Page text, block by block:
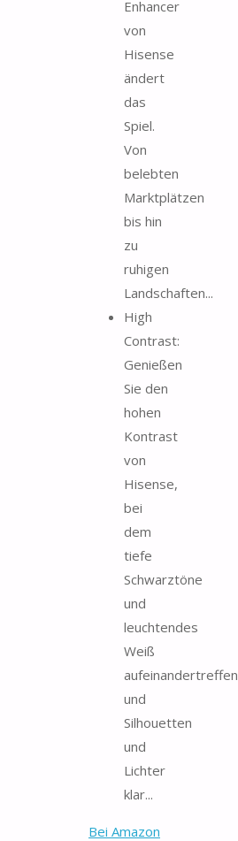
Enhancer
von
Hisense
ändert
das
Spiel.
Von
belebten
Marktplätzen
bis hin
zu
ruhigen
Landschaften...
High
Contrast:
Genießen
Sie den
hohen
Kontrast
von
Hisense,
bei
dem
tiefe
Schwarztöne
und
leuchtendes
Weiß
aufeinandertreffen
und
Silhouetten
und
Lichter
klar...
Bei Amazon